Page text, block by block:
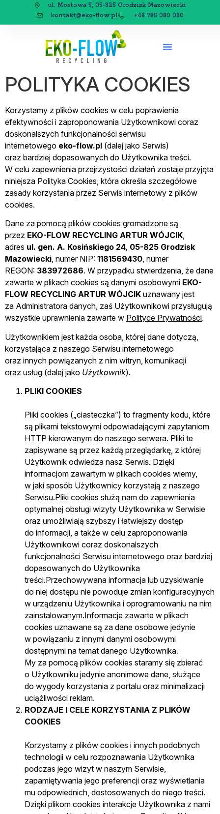
ul. Mostowa 5, 05-825 Grodzisk Mazowiecki
kontakt@eko-flow.pl
+48 785 080 080
POLITYKA COOKIES
Korzystamy z plików cookies w celu poprawienia
efektywności i zaproponowania Użytkownikowi coraz
doskonalszych funkcjonalności serwisu
internetowego eko-flow.pl (dalej jako Serwis)
oraz bardziej dopasowanych do Użytkownika treści.
W celu zapewnienia przejrzystości działań zostaje przyjęta
niniejsza Polityka Cookies, która określa szczegółowe
zasady korzystania przez Serwis internetowy z plików
cookies.
Dane za pomocą plików cookies gromadzone są
przez EKO-FLOW RECYCLING ARTUR WÓJCIK,
adres ul. gen. A. Kosińskiego 24, 05-825 Grodzisk
Mazowiecki, numer NIP: 1181569430, numer
REGON: 383972686. W przypadku stwierdzenia, że dane
zawarte w plikach cookies są danymi osobowymi EKO-
FLOW RECYCLING ARTUR WÓJCIK uznawany jest
za Administratora danych, zaś Użytkownikowi przysługują
wszystkie uprawnienia zawarte w Polityce Prywatności.
Użytkownikiem jest każda osoba, której dane dotyczą,
korzystająca z naszego Serwisu internetowego
oraz innych powiązanych z nim witryn, komunikacji
oraz usług (dalej jako Użytkownik).
PLIKI COOKIES
Pliki cookies („ciasteczka”) to fragmenty kodu, które
są plikami tekstowymi odpowiadającymi zapytaniom
HTTP kierowanym do naszego serwera. Pliki te
zapisywane są przez każdą przeglądarkę, z której
Użytkownik odwiedza nasz Serwis. Dzięki
informacjom zawartym w plikach cookies wiemy,
w jaki sposób Użytkownicy korzystają z naszego
Serwisu.Pliki cookies służą nam do zapewnienia
optymalnej obsługi wizyty Użytkownika w Serwisie
oraz umożliwiają szybszy i łatwiejszy dostęp
do informacji, a także w celu zaproponowania
Użytkownikowi coraz doskonalszych
funkcjonalności Serwisu internetowego oraz bardziej
dopasowanych do Użytkownika
treści.Przechowywana informacja lub uzyskiwanie
do niej dostępu nie powoduje zmian konfiguracyjnych
w urządzeniu Użytkownika i oprogramowaniu na nim
zainstalowanym.Informacje zawarte w plikach
cookies uznawane są za dane osobowe jedynie
w powiązaniu z innymi danymi osobowymi
dostępnymi na temat danego Użytkownika.
My za pomocą plików cookies staramy się zbierać
o Użytkowniku jedynie anonimowe dane, służące
do wygody korzystania z portalu oraz minimalizacji
uciążliwości reklam.
RODZAJE I CELE KORZYSTANIA Z PLIKÓW
COOKIES
Korzystamy z plików cookies i innych podobnych
technologii w celu rozpoznawania Użytkownika
podczas jego wizyt w naszym Serwisie,
zapamiętywania jego preferencji oraz wyświetlania
mu odpowiednich, dostosowanych do niego treści.
Dzięki plikom cookies interakcje Użytkownika z nami